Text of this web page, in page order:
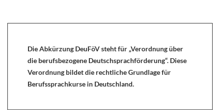
Die Abkürzung DeuFöV steht für „Verordnung über
die berufsbezogene Deutschsprachförderung“. Diese
Verordnung bildet die rechtliche Grundlage für
Berufssprachkurse in Deutschland.